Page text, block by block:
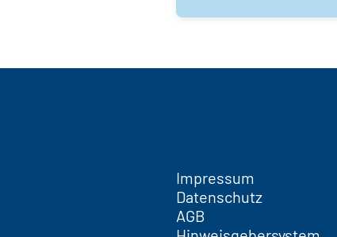
Impressum
Datenschutz
AGB